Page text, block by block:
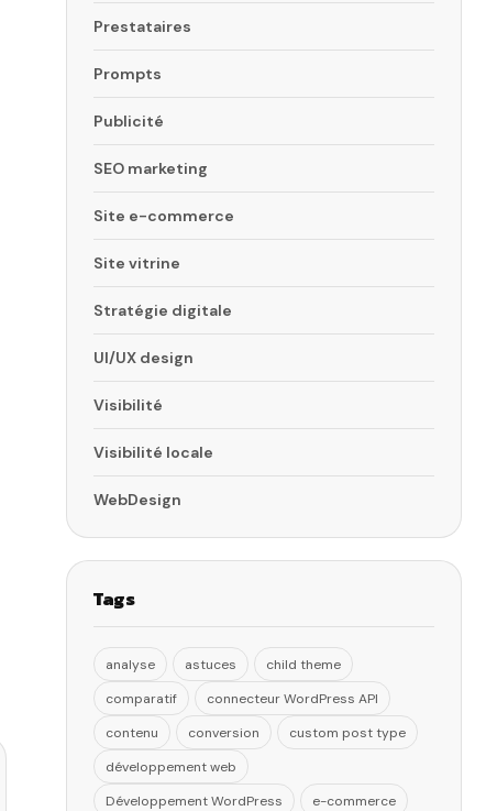
Prestataires
Prompts
Publicité
SEO marketing
Site e-commerce
Site vitrine
Stratégie digitale
UI/UX design
Visibilité
Visibilité locale
WebDesign
Tags
analyse astuces
child theme
comparatif
connecteur WordPress API
contenu
conversion
custom post type
développement web
Développement WordPress
e-commerce